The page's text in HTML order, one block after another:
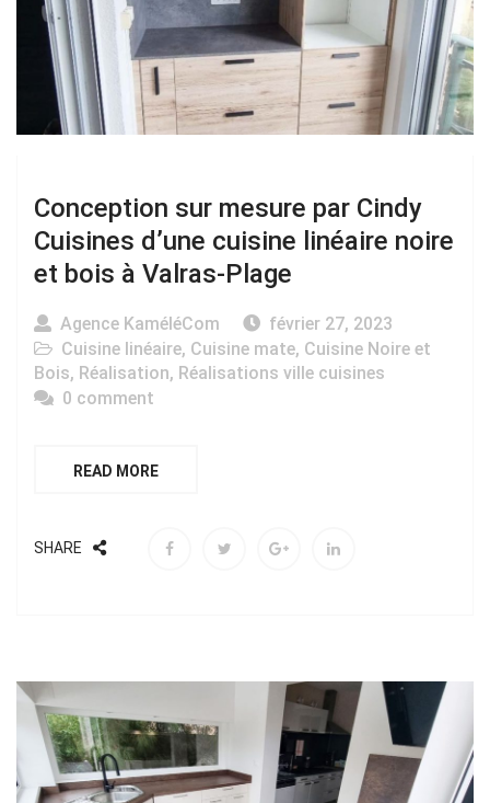
Conception sur mesure par Cindy
Cuisines d’une cuisine linéaire noire
et bois à Valras-Plage
Agence KaméléCom
février 27, 2023
Cuisine linéaire, Cuisine mate, Cuisine Noire et
Bois, Réalisation, Réalisations ville cuisines
0 comment
READ MORE
SHARE